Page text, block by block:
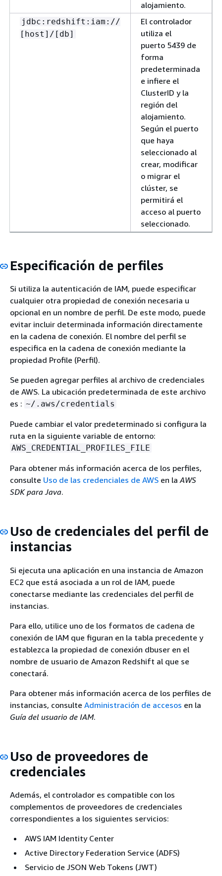
alojamiento.
jdbc:redshift:iam://
[host]/[db]
El controlador
utiliza el
puerto 5439 de
forma
predeterminada
e infiere el
ClusterID y la
región del
alojamiento.
Según el puerto
que haya
seleccionado al
crear, modificar
o migrar el
clúster, se
permitirá el
acceso al puerto
seleccionado.
Especificación de perfiles
Si utiliza la autenticación de IAM, puede especificar
cualquier otra propiedad de conexión necesaria u
opcional en un nombre de perfil. De este modo, puede
evitar incluir determinada información directamente
en la cadena de conexión. El nombre del perfil se
especifica en la cadena de conexión mediante la
propiedad Profile (Perfil).
Se pueden agregar perfiles al archivo de credenciales
de AWS. La ubicación predeterminada de este archivo
es : ~/.aws/credentials
Puede cambiar el valor predeterminado si configura la
ruta en la siguiente variable de entorno:
AWS_CREDENTIAL_PROFILES_FILE
Para obtener más información acerca de los perfiles,
consulte Uso de las credenciales de AWS en laAWS
SDK para Java.
Uso de credenciales del perfil de
instancias
Si ejecuta una aplicación en una instancia de Amazon
EC2 que está asociada a un rol de IAM, puede
conectarse mediante las credenciales del perfil de
instancias.
Para ello, utilice uno de los formatos de cadena de
conexión de IAM que figuran en la tabla precedente y
establezca la propiedad de conexión dbuser en el
nombre de usuario de Amazon Redshift al que se
conectará.
Para obtener más información acerca de los perfiles de
instancias, consulte Administración de accesos en la
Guía del usuario de IAM.
Uso de proveedores de
credenciales
Además, el controlador es compatible con los
complementos de proveedores de credenciales
correspondientes a los siguientes servicios:
AWS IAM Identity Center
Active Directory Federation Service (ADFS)
Servicio de JSON Web Tokens (JWT)